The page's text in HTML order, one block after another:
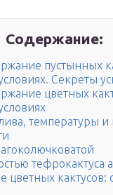
Содержание:
пустынных
Секреты
цветных
температуры и
тефрокактуса
цветных кактусов: